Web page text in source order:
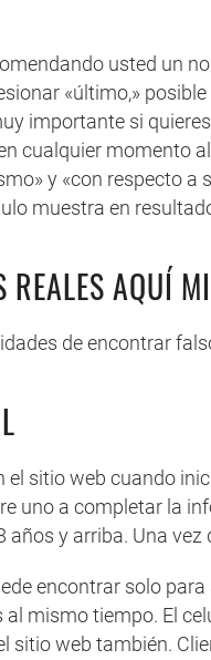
usted un
«último,»
importante si
cualquier momento
y «con respecto
muestra en
REALES AQUÍ
de encontrar
el sitio web cuando
uno a completar la
años y arriba. Una
encontrar solo
mismo tiempo. El
sitio web también.